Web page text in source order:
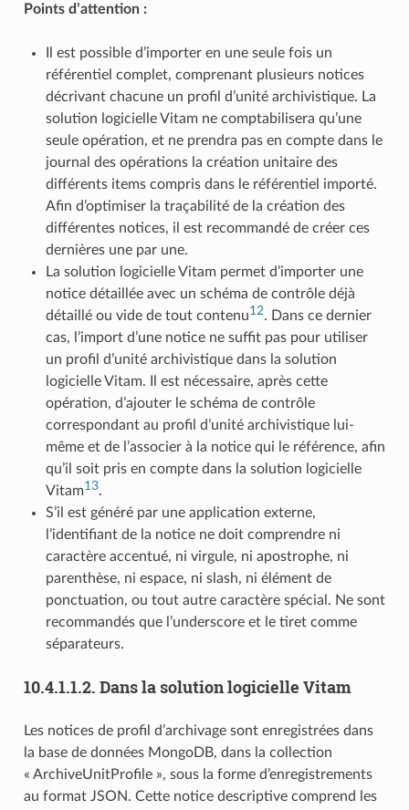
Points d’attention :
Il est possible d’importer en une seule fois un
référentiel complet, comprenant plusieurs notices
décrivant chacune un profil d’unité archivistique. La
solution logicielle Vitam ne comptabilisera qu’une
seule opération, et ne prendra pas en compte dans le
journal des opérations la création unitaire des
différents items compris dans le référentiel importé.
Afin d’optimiser la traçabilité de la création des
différentes notices, il est recommandé de créer ces
dernières une par une.
La solution logicielle Vitam permet d’importer une
notice détaillée avec un schéma de contrôle déjà
détaillé ou vide de tout contenu12. Dans ce dernier
cas, l’import d’une notice ne suffit pas pour utiliser
un profil d’unité archivistique dans la solution
logicielle Vitam. Il est nécessaire, après cette
opération, d’ajouter le schéma de contrôle
correspondant au profil d’unité archivistique lui-
même et de l’associer à la notice qui le référence, afin
qu’il soit pris en compte dans la solution logicielle
Vitam13.
S’il est généré par une application externe,
l’identifiant de la notice ne doit comprendre ni
caractère accentué, ni virgule, ni apostrophe, ni
parenthèse, ni espace, ni slash, ni élément de
ponctuation, ou tout autre caractère spécial. Ne sont
recommandés que l’underscore et le tiret comme
séparateurs.
10.4.1.1.2. Dans la solution logicielle Vitam
Les notices de profil d’archivage sont enregistrées dans
la base de données MongoDB, dans la collection
« ArchiveUnitProfile », sous la forme d’enregistrements
au format JSON. Cette notice descriptive comprend les